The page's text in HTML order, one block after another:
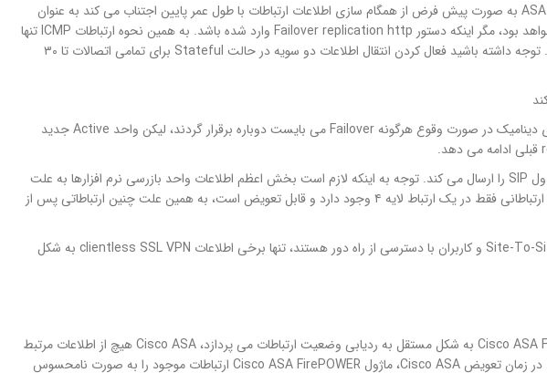
جدول وضعیت ارتباطات TCP و UDP، به منظور حفظ منابع پردازشی ASA به صورت پیش فرض از همگام سازی اطلاعات ارتباطات با طول عمر پایین اجتناب می کند به عنوان
مثال ارتباطات HTTP بر روی پورت 80/TCP به صورت Stateless خواهد بود، مگر اینکه دستور Failover replication http وارد شده باشد. به همین نحوه ارتباطات ICMP تنها
در حالت active/active failover به همراه ASR بیکربندی می شوند. توجه داشته باشید فعال کردن انتقال اطلاعات دو سویه در حالت Stateful برای تمامی اتصالات تا ۳۰
جدول رونینگ شامل تمام مسیرهای دینامیک می باشد. تمام روتینگهای دینامیک در صورت وقوع هرگونه Failover می بایست دوباره برقرار گردند، لیکن واحد Active جدید
اطلاعات مشخصی از بازبینی نرم افزارها چون PDP GPT GPRS و جدول SIP را ارسال می کند. توجه به اینکه لازم است بخش اعظم اطلاعات واحد بازرسی نرم افزارها به علت
و پیچیدگی های منابع نمی تواند همگام سازی شود، چنین ارتباطانی فقط در یک ارتباط لایه ۴ وجود دارد و قابل تعویض است، به همین علت چنین ارتباطاتی پس از
غالب ساختارهای اطلاعاتی VPN شامل اطلاعات SA برای کانال های Site-To-Site و کاربران با دسترسی از راه دور هستند، تنها برخی اطلاعات clientless SSL VPN به شکل
Stateful Failover Cisco ASA را پشتیبانی می کند، ماژول Cisco ASA FirePOWER به شکل مستقل به ردیابی وضعیت ارتباطات می پردازد، Cisco ASA هیچ از اطلاعات مرتبط
پیکربندی و سایر اطلاعات Stateful Failover را همگام سازی نمی کند. در زمان تعویض Cisco ASA، ماژول Cisco ASA FirePOWER ارتباطات موجود را به صورت نامحسوس